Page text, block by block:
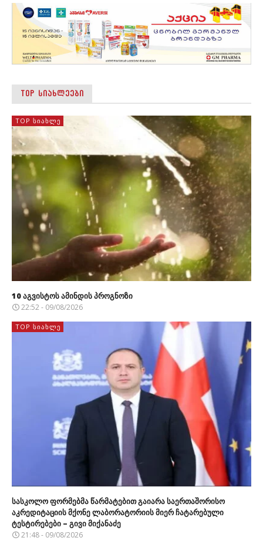
TOP ᲡᲘᲐᲮᲚᲔᲔᲑᲘ
TOP ᲡᲘᲐᲮᲚᲔ
10 აგვისტოს ამინდის პროგნოზი
22:52 - 09/08/2026
TOP ᲡᲘᲐᲮᲚᲔ
სასკოლო ფორმებმა წარმატებით გაიარა საერთაშორისო
აკრედიტაციის მქონე ლაბორატორიის მიერ ჩატარებული
ტესტირებები – გივი მიქანაძე
21:48 - 09/08/2026